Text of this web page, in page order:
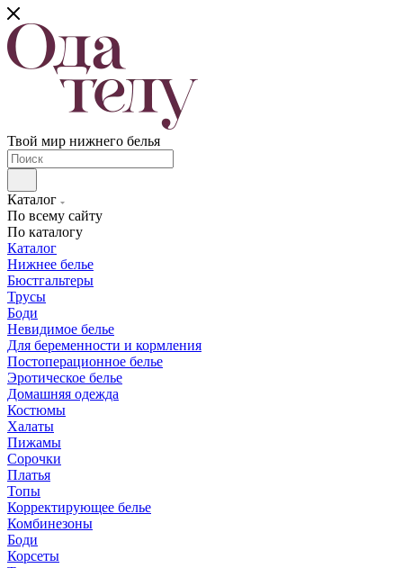
Твой мир нижнего белья
Каталог
По всему сайту
По каталогу
Каталог
Нижнее белье
Бюстгальтеры
Трусы
Боди
Невидимое белье
Для беременности и кормления
Постоперационное белье
Эротическое белье
Домашняя одежда
Костюмы
Халаты
Пижамы
Сорочки
Платья
Топы
Корректирующее белье
Комбинезоны
Боди
Корсеты